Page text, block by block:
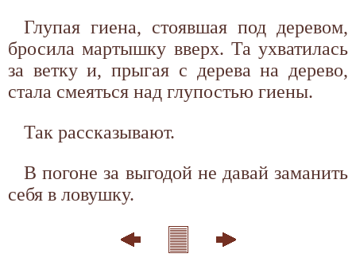
Глупая гиена, стоявшая под деревом,
бросила мартышку вверх. Та ухватилась
за ветку и, прыгая с дерева на дерево,
стала смеяться над глупостью гиены.
Так рассказывают.
В погоне за выгодой не давай заманить
себя в ловушку.